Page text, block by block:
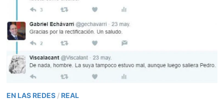
EN LAS REDES / REAL